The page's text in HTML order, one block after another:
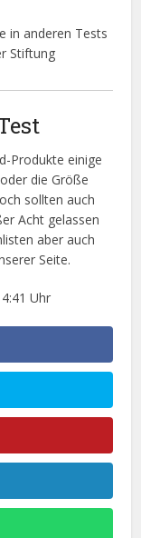
in anderen Tests
Stiftung
Produkte einige
die Größe
sollten auch
Acht gelassen
aber auch
Seite.
Uhr